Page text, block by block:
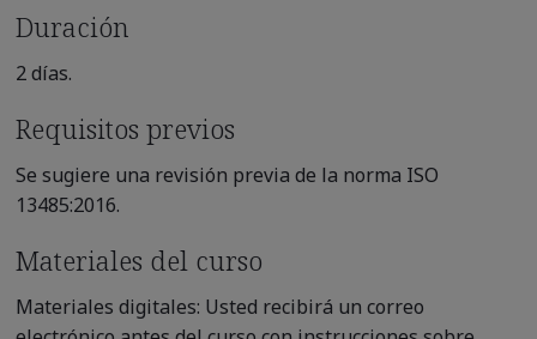
Duración
2 días.
Requisitos previos
Se sugiere una revisión previa de la norma ISO
13485:2016.
Materiales del curso
Materiales digitales: Usted recibirá un correo